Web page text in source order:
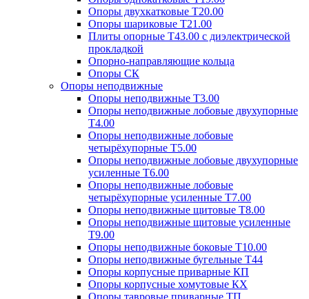
Опоры двухкатковые Т20.00
Опоры шариковые Т21.00
Плиты опорные Т43.00 с диэлектрической
прокладкой
Опорно-направляющие кольца
Опоры СК
Опоры неподвижные
Опоры неподвижные Т3.00
Опоры неподвижные лобовые двухупорные
Т4.00
Опоры неподвижные лобовые
четырёхупорные Т5.00
Опоры неподвижные лобовые двухупорные
усиленные Т6.00
Опоры неподвижные лобовые
четырёхупорные усиленные Т7.00
Опоры неподвижные щитовые Т8.00
Опоры неподвижные щитовые усиленные
Т9.00
Опоры неподвижные боковые Т10.00
Опоры неподвижные бугельные Т44
Опоры корпусные приварные КП
Опоры корпусные хомутовые КХ
Опоры тавровые приварные ТП